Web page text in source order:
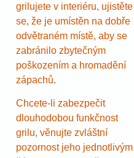
grilujete v interiéru, ujistěte
se, že je umístěn na dobře
odvětraném místě, aby se
zabránilo zbytečným
poškozením a hromadění
zápachů.
Chcete-li zabezpečit
dlouhodobou funkčnost
grilu, věnujte zvláštní
pozornost jeho jednotlivým